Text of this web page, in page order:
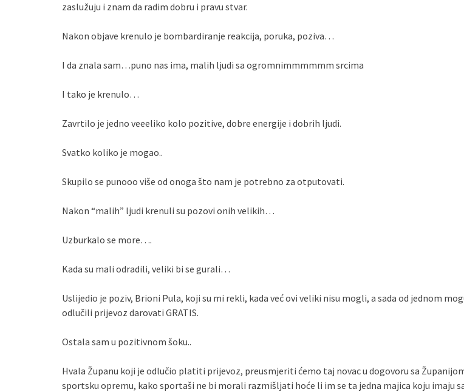
zaslužuju i znam da radim dobru i pravu stvar.
Nakon objave krenulo je bombardiranje reakcija, poruka, poziva…
I da znala sam…puno nas ima, malih ljudi sa ogromnimmmmmm srcima
I tako je krenulo…
Zavrtilo je jedno veeeliko kolo pozitive, dobre energije i dobrih ljudi.
Svatko koliko je mogao..
Skupilo se punooo više od onoga što nam je potrebno za otputovati.
Nakon “malih” ljudi krenuli su pozovi onih velikih…
Uzburkalo se more….
Kada su mali odradili, veliki bi se gurali…
Uslijedio je poziv, Brioni Pula, koji su mi rekli, kada već ovi veliki nisu mogli, a sada od jednom
odlučili prijevoz darovati GRATIS.
Ostala sam u pozitivnom šoku..
Hvala Županu koji je odlučio platiti prijevoz, preusmjeriti ćemo taj novac u dogovoru sa
sportsku opremu, kako sportaši ne bi morali razmišljati hoće li im se ta jedna majica koju imaju